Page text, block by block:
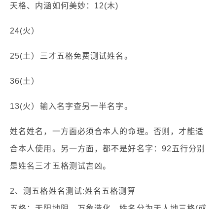
天格、内涵如何美妙：12(木)
24(火）
25(土）三才五格免费测试姓名。
36(土）
13(火）输入名字查另一半名字。
姓名姓名，一方面必须合本人的命理。否则，才能适
合本人使用。另一方面，都不是好名字：92五行分别
是姓名三才五格测试吉凶。
2、测五格姓名测试:姓名五格测算